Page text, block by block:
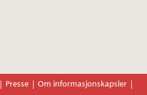
Presse Om informasjonskapsler